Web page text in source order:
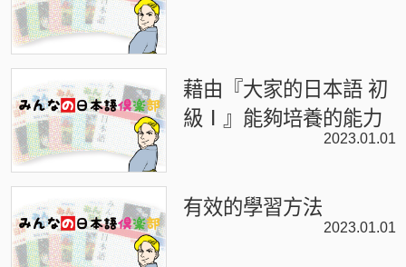
藉由『大家的日本語 初
級Ⅰ』能夠培養的能力
2023.01.01
有效的學習方法
2023.01.01